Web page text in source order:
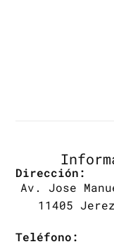
Dirección:
Av. Jose
11405
Teléfono: